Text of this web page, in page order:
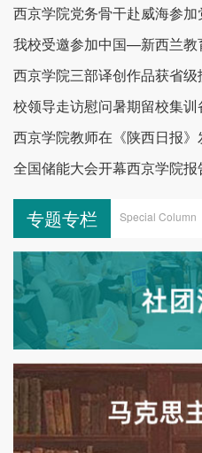
我校受邀参加中国—新西兰教
西京学院三部译创作品获省
校领导走访慰问暑期留校集训
专题专栏 Special Column